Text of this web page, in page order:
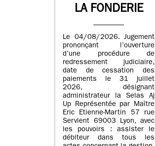
LA FONDERIE
Le 04/08/2026. Jugement
prononçant l’ouverture
d’une procédure de
redressement judiciaire,
date de cessation des
paiements le 31 juillet
2026, désignant
administrateur la Selas Aj
Up Représentée par Maître
Eric Etienne-Martin 57 rue
Servient 69003 Lyon, avec
les pouvoirs : assister le
débiteur dans tous les